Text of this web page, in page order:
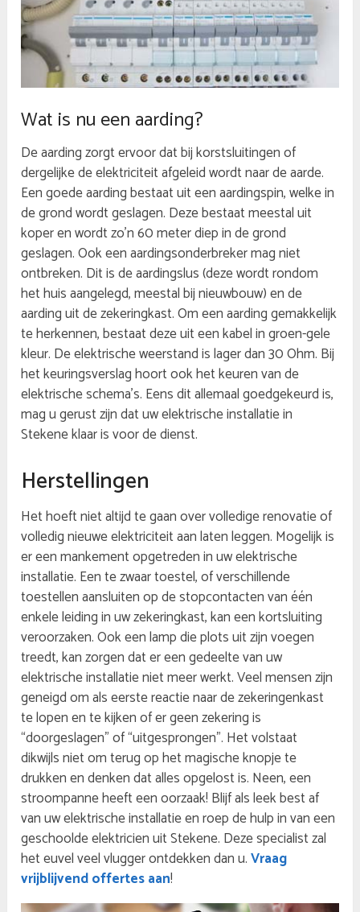
Wat is nu een aarding?
De aarding zorgt ervoor dat bij korstsluitingen of
dergelijke de elektriciteit afgeleid wordt naar de aarde.
Een goede aarding bestaat uit een aardingspin, welke in
de grond wordt geslagen. Deze bestaat meestal uit
koper en wordt zo’n 60 meter diep in de grond
geslagen. Ook een aardingsonderbreker mag niet
ontbreken. Dit is de aardingslus (deze wordt rondom
het huis aangelegd, meestal bij nieuwbouw) en de
aarding uit de zekeringkast. Om een aarding gemakkelijk
te herkennen, bestaat deze uit een kabel in groen-gele
kleur. De elektrische weerstand is lager dan 30 Ohm. Bij
het keuringsverslag hoort ook het keuren van de
elektrische schema’s. Eens dit allemaal goedgekeurd is,
mag u gerust zijn dat uw elektrische installatie in
Stekene klaar is voor de dienst.
Herstellingen
Het hoeft niet altijd te gaan over volledige renovatie of
volledig nieuwe elektriciteit aan laten leggen. Mogelijk is
er een mankement opgetreden in uw elektrische
installatie. Een te zwaar toestel, of verschillende
toestellen aansluiten op de stopcontacten van één
enkele leiding in uw zekeringkast, kan een kortsluiting
veroorzaken. Ook een lamp die plots uit zijn voegen
treedt, kan zorgen dat er een gedeelte van uw
elektrische installatie niet meer werkt. Veel mensen zijn
geneigd om als eerste reactie naar de zekeringenkast
te lopen en te kijken of er geen zekering is
“doorgeslagen” of “uitgesprongen”. Het volstaat
dikwijls niet om terug op het magische knopje te
drukken en denken dat alles opgelost is. Neen, een
stroompanne heeft een oorzaak! Blijf als leek best af
van uw elektrische installatie en roep de hulp in van een
geschoolde elektricien uit Stekene. Deze specialist zal
het euvel veel vlugger ontdekken dan u.Vraag
vrijblijvend offertes aan!